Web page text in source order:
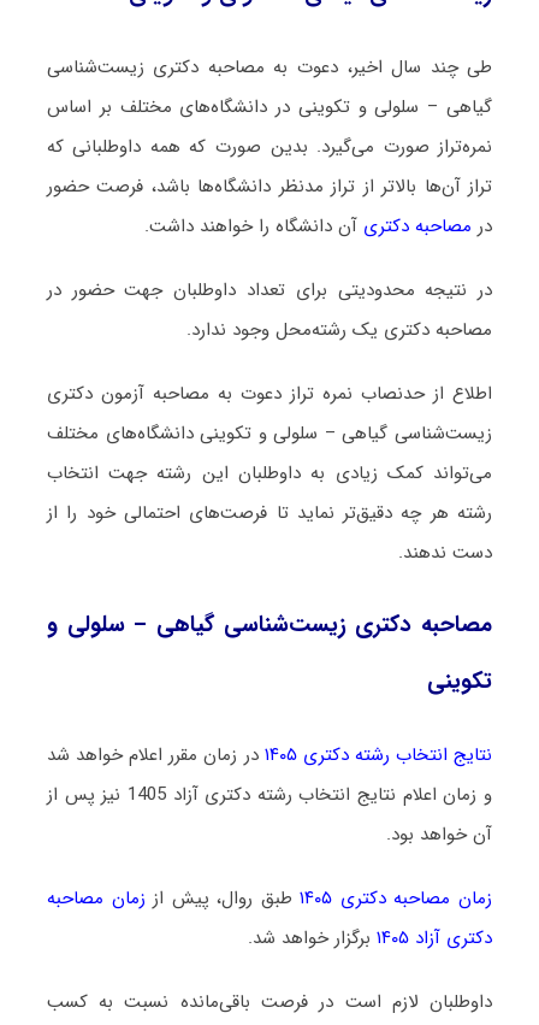
طی چند سال اخیر، دعوت به مصاحبه دکتری زیست‌شناسی
گیاهی – سلولی و تکوینی در دانشگاه‌های مختلف بر اساس
نمره‌تراز صورت می‌گیرد. بدین صورت که همه داوطلبانی که
تراز آن‌ها بالاتر از تراز مدنظر دانشگاه‌ها باشد، فرصت حضور
در مصاحبه دکتری آن دانشگاه را خواهند داشت.
در نتیجه محدودیتی برای تعداد داوطلبان جهت حضور در
مصاحبه دکتری یک رشته‌محل وجود ندارد.
اطلاع از حدنصاب نمره تراز دعوت به مصاحبه آزمون دکتری
زیست‌شناسی گیاهی – سلولی و تکوینی دانشگاه‌های مختلف
می‌تواند کمک زیادی به داوطلبان این رشته جهت انتخاب
رشته هر چه دقیق‌تر نماید تا فرصت‌های احتمالی خود را از
دست ندهند.
مصاحبه دکتری زیست‌شناسی گیاهی – سلولی و
تکوینی
نتایج انتخاب رشته دکتری ۱۴۰۵
در زمان مقرر اعلام خواهد شد
و زمان اعلام نتایج انتخاب رشته دکتری آزاد 1405 نیز پس از
آن خواهد بود.
زمان مصاحبه دکتری ۱۴۰۵ طبق روال، پیش از زمان مصاحبه
دکتری آزاد ۱۴۰۵
برگزار خواهد شد.
داوطلبان لازم است در فرصت باقی‌مانده نسبت به کسب